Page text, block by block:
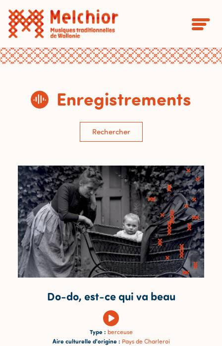
Enregistrements
Rechercher
Do-do, est-ce qui va beau
Type : berceuse
Aire culturelle d'origine : Pays de Charleroi